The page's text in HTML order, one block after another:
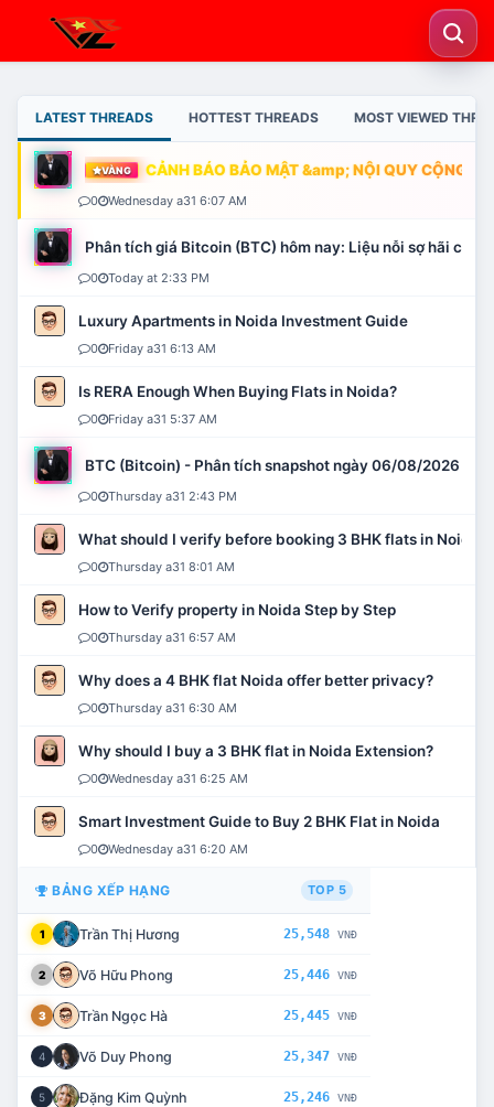
LATEST THREADS HOTTEST THREADS MOST VIEWED
VÀNG CẢNH BÁO BẢO MẬT &amp; NỘI QUY CỘNG
0 Wednesday a31 6:07 AM
Phân tích giá Bitcoin (BTC) hôm nay: Liệu nỗi sợ hãi có
0 Today at 2:33 PM
Luxury Apartments in Noida Investment Guide
0 Friday a31 6:13 AM
Is RERA Enough When Buying Flats in Noida?
0 Friday a31 5:37 AM
BTC (Bitcoin) - Phân tích snapshot ngày 06/08/2026
0 Thursday a31 2:43 PM
What should I verify before booking 3 BHK flats in Noida?
0 Thursday a31 8:01 AM
How to Verify property in Noida Step by Step
0 Thursday a31 6:57 AM
Why does a 4 BHK flat Noida offer better privacy?
0 Thursday a31 6:30 AM
Why should I buy a 3 BHK flat in Noida Extension?
0 Wednesday a31 6:25 AM
Smart Investment Guide to Buy 2 BHK Flat in Noida
0 Wednesday a31 6:20 AM
BẢNG XẾP HẠNG TOP 5
1 Trần Thị Hương 25,548 VNĐ
2 Võ Hữu Phong 25,446 VNĐ
3 Trần Ngọc Hà 25,445 VNĐ
4 Võ Duy Phong 25,347 VNĐ
5 Đặng Kim Quỳnh 25,246 VNĐ